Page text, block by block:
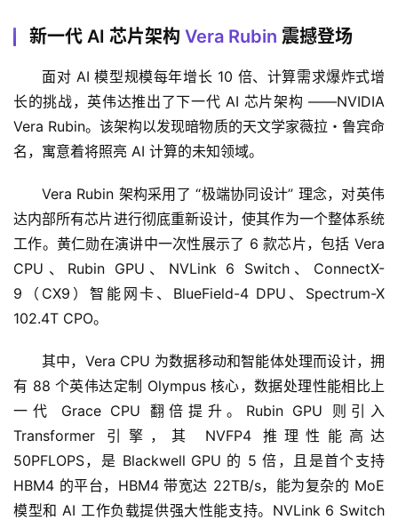
新一代 AI 芯片架构 Vera Rubin 震撼登场
面对 AI 模型规模每年增长 10 倍、计算需求爆炸式增
长的挑战，英伟达推出了下一代 AI 芯片架构 ——NVIDIA
Vera Rubin。该架构以发现暗物质的天文学家薇拉・鲁宾命
名，寓意着将照亮 AI 计算的未知领域。
Vera Rubin 架构采用了 “极端协同设计” 理念，对英伟
达内部所有芯片进行彻底重新设计，使其作为一个整体系统
工作。黄仁勋在演讲中一次性展示了 6 款芯片，包括 Vera
CPU、Rubin GPU、NVLink 6 Switch、ConnectX-
9（CX9）智能网卡、BlueField-4 DPU、Spectrum-X
102.4T CPO。
其中，Vera CPU 为数据移动和智能体处理而设计，拥
有 88 个英伟达定制 Olympus 核心，数据处理性能相比上
一代 Grace CPU 翻倍提升。Rubin GPU 则引入
Transformer 引擎，其 NVFP4 推理性能高达
50PFLOPS，是 Blackwell GPU 的 5 倍，且是首个支持
HBM4 的平台，HBM4 带宽达 22TB/s，能为复杂的 MoE
模型和 AI 工作负载提供强大性能支持。NVLink 6 Switch